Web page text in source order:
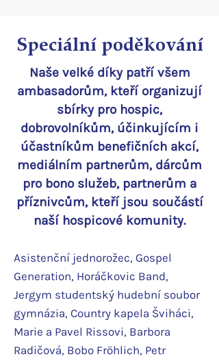
Speciální poděkování
Naše velké díky patří všem
ambasadorům, kteří organizují
sbírky pro hospic,
dobrovolníkům, účinkujícím i
účastníkům benefičních akcí,
mediálním partnerům, dárcům
pro bono služeb, partnerům a
příznivcům, kteří jsou součástí
naší hospicové komunity.
Asistenční jednorožec, Gospel
Generation, Horáčkovic Band,
Jergym studentský hudební soubor
gymnázia, Country kapela Šviháci,
Marie a Pavel Rissovi, Barbora
Radičová, Bobo Fröhlich, Petr